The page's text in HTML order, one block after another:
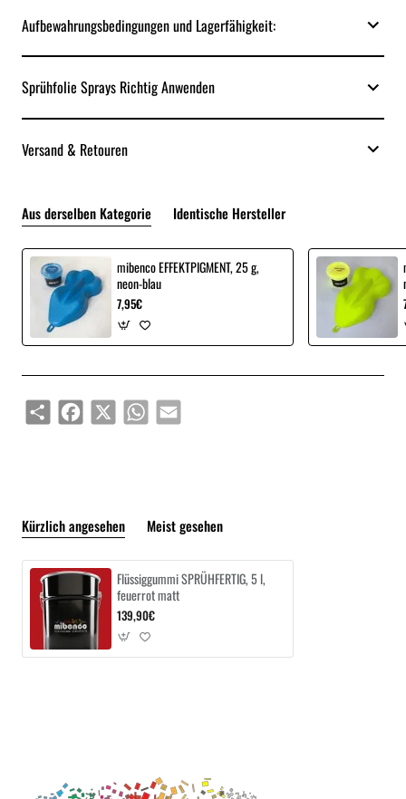
Aufbewahrungsbedingungen und Lagerfähigkeit:
Sprühfolie Sprays Richtig Anwenden
Versand & Retouren
Aus derselben Kategorie Identische Hersteller
mibenco EFFEKTPIGMENT, 25 g,
neon-blau
7,95€
ShareFacebook
X WhatsAppEmail
Kürzlich angesehen Meist gesehen
Flüssiggummi SPRÜHFERTIG, 5 l,
feuerrot matt
139,90€